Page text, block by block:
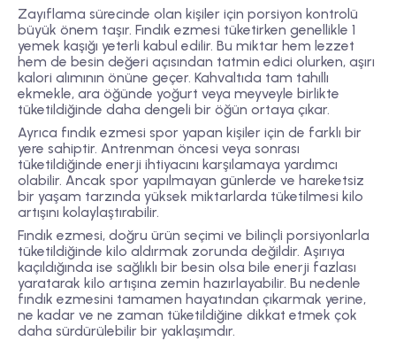
Zayıflama sürecinde olan kişiler için porsiyon kontrolü
büyük önem taşır. Fındık ezmesi tüketirken genellikle 1
yemek kaşığı yeterli kabul edilir. Bu miktar hem lezzet
hem de besin değeri açısından tatmin edici olurken, aşırı
kalori alımının önüne geçer. Kahvaltıda tam tahıllı
ekmekle, ara öğünde yoğurt veya meyveyle birlikte
tüketildiğinde daha dengeli bir öğün ortaya çıkar.
Ayrıca fındık ezmesi spor yapan kişiler için de farklı bir
yere sahiptir. Antrenman öncesi veya sonrası
tüketildiğinde enerji ihtiyacını karşılamaya yardımcı
olabilir. Ancak spor yapılmayan günlerde ve hareketsiz
bir yaşam tarzında yüksek miktarlarda tüketilmesi kilo
artışını kolaylaştırabilir.
Fındık ezmesi, doğru ürün seçimi ve bilinçli porsiyonlarla
tüketildiğinde kilo aldırmak zorunda değildir. Aşırıya
kaçıldığında ise sağlıklı bir besin olsa bile enerji fazlası
yaratarak kilo artışına zemin hazırlayabilir. Bu nedenle
fındık ezmesini tamamen hayatından çıkarmak yerine,
ne kadar ve ne zaman tüketildiğine dikkat etmek çok
daha sürdürülebilir bir yaklaşımdır.